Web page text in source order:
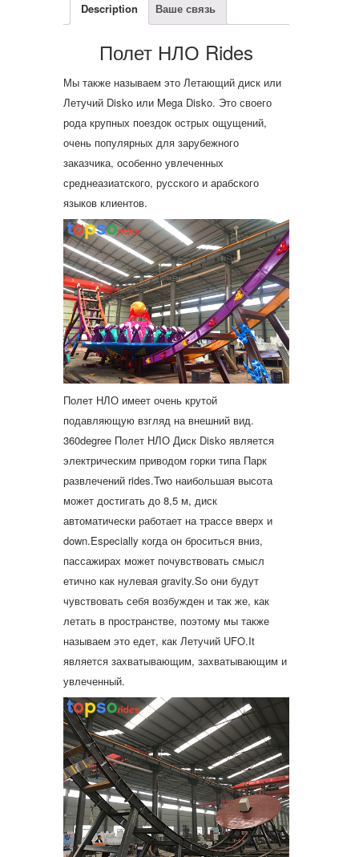
Description Ваше связь
Полет НЛО Rides
Мы также называем это Летающий диск или
Летучий Disko или Mega Disko. Это своего
рода крупных поездок острых ощущений,
очень популярных для зарубежного
заказчика, особенно увлеченных
среднеазиатского, русского и арабского
языков клиентов.
Полет НЛО имеет очень крутой
подавляющую взгляд на внешний вид.
360degree Полет НЛО Диск Disko является
электрическим приводом горки типа Парк
развлечений rides.Two наибольшая высота
может достигать до 8,5 м, диск
автоматически работает на трассе вверх и
down.Especially когда он броситься вниз,
пассажирах может почувствовать смысл
етично как нулевая gravity.So они будут
чувствовать себя возбужден и так же, как
летать в пространстве, поэтому мы также
называем это едет, как Летучий UFO.It
является захватывающим, захватывающим и
увлеченный.